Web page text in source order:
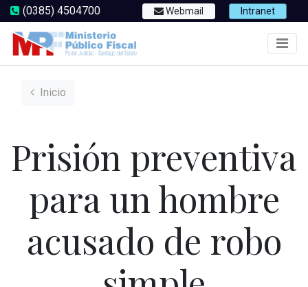
(0385) 4504700 Webmail Intranet
Inicio
Prisión preventiva
para un hombre
acusado de robo